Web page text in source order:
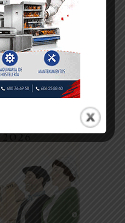
Concurso de
--